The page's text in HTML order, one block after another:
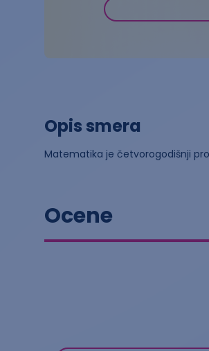
Opis smera
Matematika je četvorogodišnji
Ocene